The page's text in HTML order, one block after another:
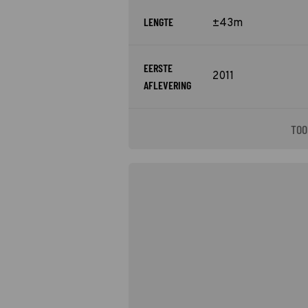
LENGTE ±43m
EERSTE
AFLEVERING
2011